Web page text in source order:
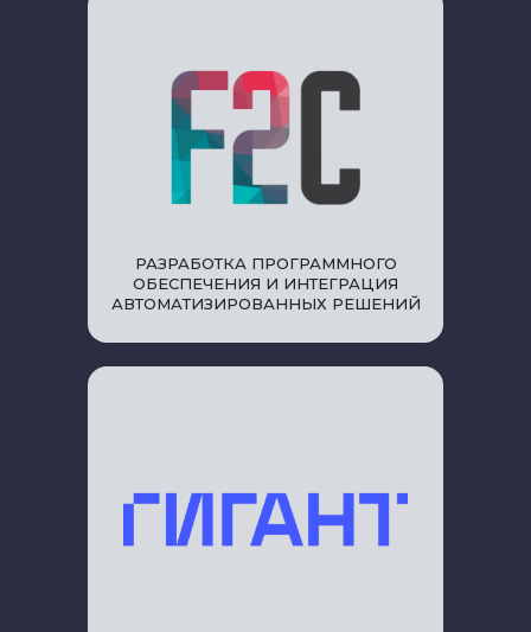
РАЗРАБОТКА ПРОГРАММНОГО
ОБЕСПЕЧЕНИЯ И ИНТЕГРАЦИЯ
АВТОМАТИЗИРОВАННЫХ РЕШЕНИЙ